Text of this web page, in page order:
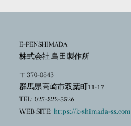
る
る
E-PENSHIMADA
株式会社 島田製作所
〒370-0843
群馬県高崎市双葉町11-17
TEL: 027-322-5526
WEB SITE: https://k-shimada-ss.com